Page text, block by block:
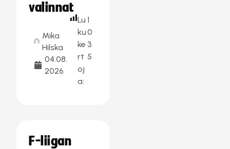
valinnat
Mika
Hilska
04.08.
2026
Lu
ku
ke
rt
oj
a:
1
0
3
5
F-liigan